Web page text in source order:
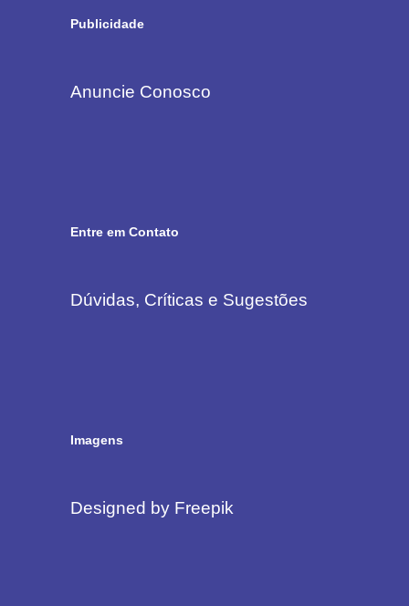
Publicidade
Anuncie Conosco
Entre em Contato
Dúvidas, Críticas e Sugestões
Imagens
Designed by Freepik